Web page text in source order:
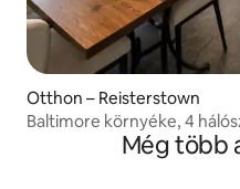
Otthon – Reisterstown
Baltimore környéke, 4
Még több